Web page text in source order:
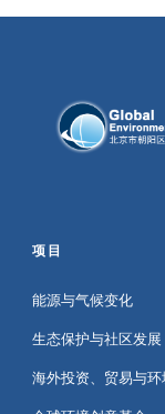
项目
能源与气候变化
生态保护与社区发展
海外投资、贸易与环